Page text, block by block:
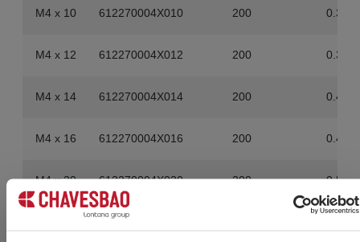
M4 x 10 612270004X010 200 0.36
M4 x 12 612270004X012 200 0.38
M4 x 14 612270004X014 200 0.42
M4 x 16 612270004X016 200 0.44
M4 x 20 612270004X020 200 0.52
612270004X025